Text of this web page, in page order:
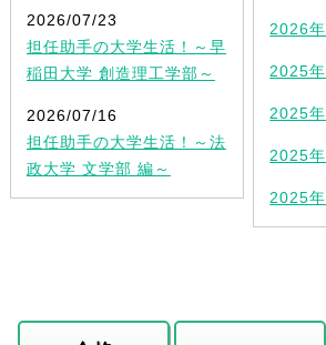
2026/07/23
担任助手の大学生活！～早
稲田大学 創造理工学部～
2026/07/16
担任助手の大学生活！～法
政大学 文学部 編～
2026年
2025
2025年
2025年
2025年